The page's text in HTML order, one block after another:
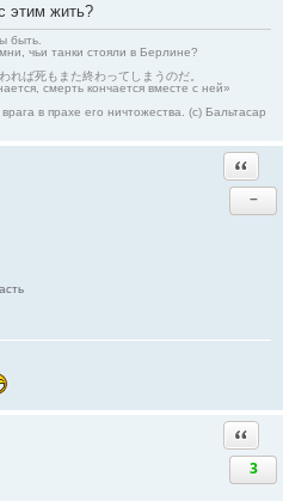
этим жить?
быть.
чьи танки стояли в Берлине?
れば死もまた終わってしまうのだ。
смерть кончается вместе с ней»
в прахе его ничтожества. (с) Бальтасар
−
3